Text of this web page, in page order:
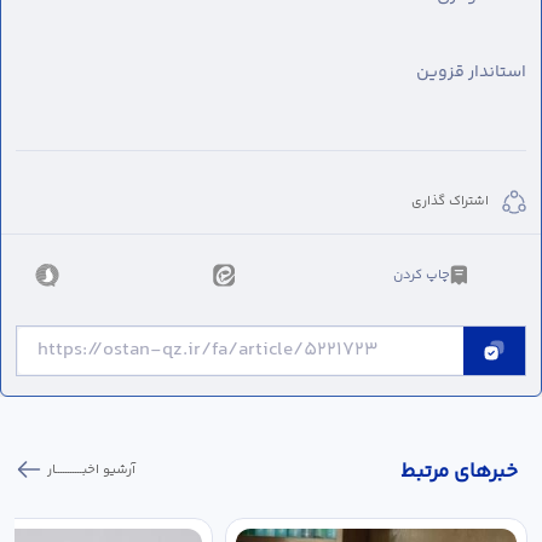
استاندار قزوین
اشتراک گذاری
چاپ کردن
خبر‌های مرتبط آرشیو اخبـــــــــــار